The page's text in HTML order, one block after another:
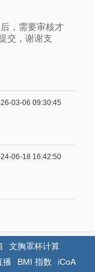
，需要审核才
交，谢谢支
03-06 09:30:45
06-18 16:42:50
文胸罩杯计算
播 BMI 指数 iCoA